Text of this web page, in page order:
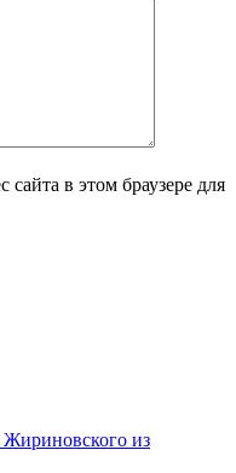
в этом браузере для
из